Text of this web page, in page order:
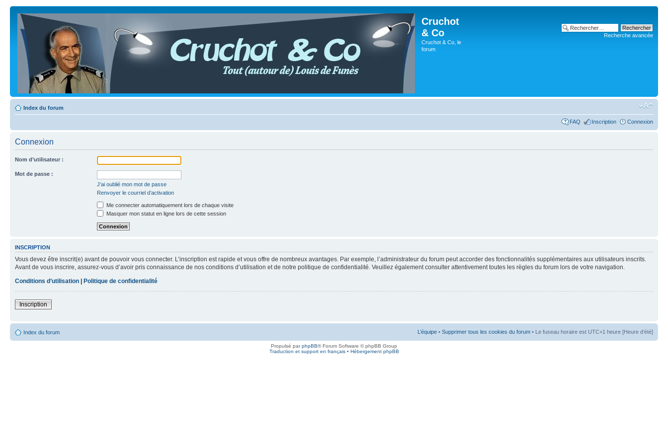
Cruchot
& Co
Cruchot & Co, le
forum
Recherche avancée
Index du forum
FAQ Inscription Connexion
Connexion
Nom d’utilisateur :
Mot de passe :
J’ai oublié mon mot de passe
Renvoyer le courriel d’activation
Me connecter automatiquement lors de chaque visite
Masquer mon statut en ligne lors de cette session
INSCRIPTION
Vous devez être inscrit(e) avant de pouvoir vous connecter. L’inscription est rapide et vous offre de nombreux avantages. Par exemple, l’administrateur du forum peut accorder des fonctionnalités supplémentaires aux utilisateurs inscrits.
Avant de vous inscrire, assurez-vous d’avoir pris connaissance de nos conditions d’utilisation et de notre politique de confidentialité. Veuillez également consulter attentivement toutes les règles du forum lors de votre navigation.
Conditions d’utilisation | Politique de confidentialité
Inscription
Index du forum L’équipe • Supprimer tous les cookies du forum • Le fuseau horaire est UTC+1 heure [Heure d’été]
Propulsé parphpBB® Forum Software © phpBB Group
Traduction et support en français• Hébergement phpBB